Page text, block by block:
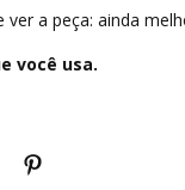
ver a peça: ainda
você usa.